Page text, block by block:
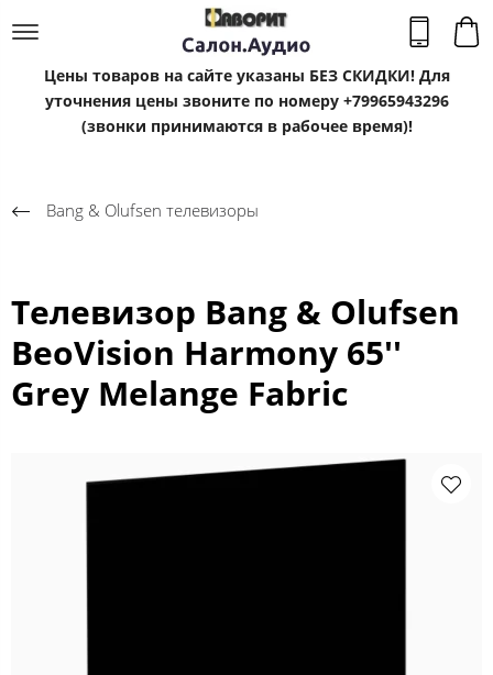
Цены товаров на сайте указаны БЕЗ СКИДКИ! Для
уточнения цены звоните по номеру +79965943296
(звонки принимаются в рабочее время)!
Bang & Olufsen телевизоры
Телевизор Bang & Olufsen
BeoVision Harmony 65''
Grey Melange Fabric